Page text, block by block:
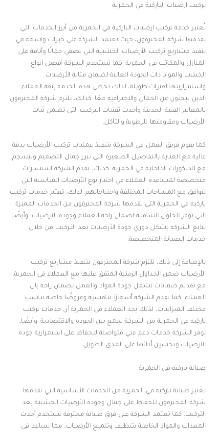
تركيب ارضيات الباركية في الحمرية
تُعتبر خدمة تركيب ارضيات الباركية في الحمرية من أبرز الخدمات التي
تقدمها شركة المحترفون، حيث تعتمد الشركة على خبرات واسعة في
تنفيذ مشاريع تركيب الأرضيات الخشبية التي تضفي جمالًا وأناقة على
المنازل والمكاتب في الحمرية. كما تستخدم الشركة أفضل أنواع
الخشب والمواد ذات الجودة العالية لضمان متانة الأرضيات
واستمراريتها لفترات طويلة، لذلك تحظى هذه الخدمة بثقة العملاء
الذين يبحثون عن الجمال والاحترافية معًا. كذلك، تلتزم شركة المحترفون
بالمعايير الفنية الحديثة وأحدث تقنيات التركيب التي تضمن ثبات
الأرضيات ومقاومتها للرطوبة والتآكل.
كما يقوم فريق العمل في الشركة بتنفيذ عمليات تركيب الأرضيات بدقة
عالية مع العناية بالتفاصيل الصغيرة التي تبرز جمال التصميم وتنسجم
مع الديكورات الداخلية في الحمرية. كذلك، تقدم الشركة استشارات
متخصصة لمساعدة العملاء في اختيار نوع الأرضيات المناسبة التي
تتوافق مع المساحات المختلفة واحتياجاتهم. لذلك، تعتبر خدمات تركيب
باركيه في الحمرية التي تقدمها شركة المحترفون من الخدمات المميزة
التي توفر الحلول الشاملة لضمان راحة العملاء وجودة الأرضيات. وأيضًا،
تتابع الشركة بشكل دوري جودة الأرضيات بعد التركيب من خلال
خدمات الصيانة المتخصصة.
بالإضافة إلى ذلك، تلتزم شركة المحترفون بتنفيذ مشاريع تركيب
الأرضيات ضمن الجداول الزمنية المتفق عليها مع العملاء في الحمرية،
مع تقديم ضمانات تشمل جودة المواد والعمل لضمان راحة بال
العملاء. كما تقدم الشركة أسعارًا تنافسية وعروضًا خاصة تناسب
مختلف الميزانيات، لذلك يجد العملاء في الحمرية أن خدمات تركيب
باركيه في الحمرية من الشركة تجمع بين الجودة والاقتصادية. وأيضًا،
توفر الشركة خدمات دعم فني متواصلة للحفاظ على استمرارية جودة
الأرضيات وتحسين أدائها على المدى الطويل.
صيانة باركيه في الحمرية
تعتبر صيانة باركيه في الحمرية من الخدمات الأساسية التي تقدمها
شركة المحترفون للحفاظ على جمال وجودة الأرضيات الخشبية بعد
التركيب. كما تعتمد الشركة على فرق صيانة محترفة تستخدم أحدث
المعدات والمواد الخاصة بتنظيف وتلميع الأرضيات، مما يساعد في